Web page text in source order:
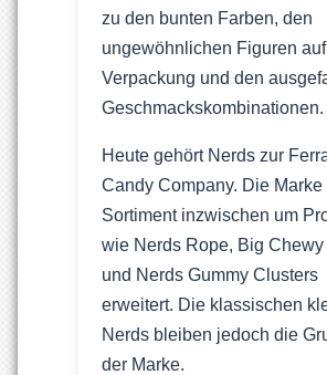
zu den bunten Farben, den
ungewöhnlichen Figuren
Verpackung und den
Geschmackskombinationen.
Heute gehört Nerds zur
Candy Company. Die Marke
Sortiment inzwischen um
wie Nerds Rope, Big
und Nerds Gummy Clusters
erweitert. Die klassischen
Nerds bleiben jedoch die
der Marke.